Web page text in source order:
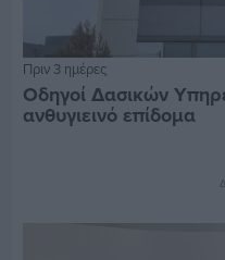
Πριν 3 ημέρες
Οδηγοί Δασικών
ανθυγιεινό επίδομα